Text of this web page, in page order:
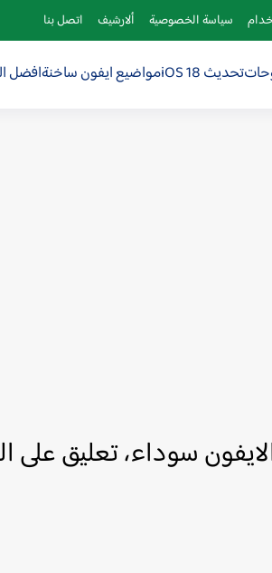
سياسة الخصوصية ألارشيف اتصل بنا
تحديث iOS 18 مواضيع ايفون ساخنةافضل
سوداء، تعليق على